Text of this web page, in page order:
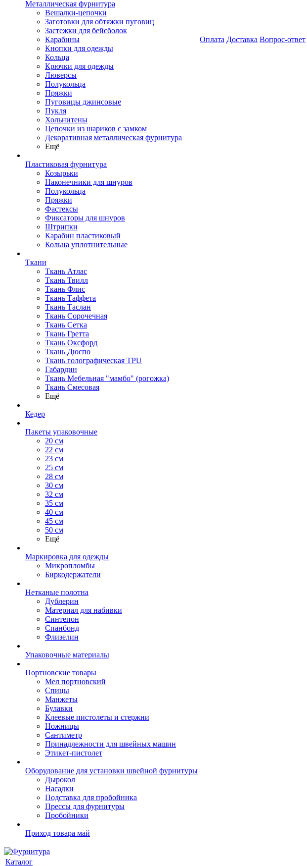
Металлическая фурнитура
Вешалки-цепочки
Заготовки для обтяжки пуговиц
Застежки для бейсболок
Карабины
Кнопки для одежды
Кольца
Крючки для одежды
Люверсы
Полукольца
Пряжки
Пуговицы джинсовые
Пукля
Хольнитены
Цепочки из шариков с замком
Декоративная металлическая фурнитура
Ещё
Пластиковая фурнитура
Козырьки
Наконечники для шнуров
Полукольца
Пряжки
Фастексы
Фиксаторы для шнуров
Штрипки
Карабин пластиковый
Кольца уплотнительные
Ткани
Ткань Атлас
Ткань Твилл
Ткань Флис
Ткань Таффета
Ткань Таслан
Ткань Сорочечная
Ткань Сетка
Ткань Гретта
Ткань Оксфорд
Ткань Дюспо
Ткань голографическая TPU
Габардин
Ткань Мебельная "мамбо" (рогожка)
Ткань Смесовая
Ещё
Кедер
Пакеты упаковочные
20 см
22 см
23 см
25 см
28 см
30 см
32 см
35 см
40 см
45 см
50 см
Ещё
Маркировка для одежды
Микропломбы
Биркодержатели
Нетканые полотна
Дублерин
Материал для набивки
Синтепон
Спанбонд
Флизелин
Упаковочные материалы
Портновские товары
Мел портновский
Спицы
Манжеты
Булавки
Клеевые пистолеты и стержни
Ножницы
Сантиметр
Принадлежности для швейных машин
Этикет-пистолет
Оборудование для установки швейной фурнитуры
Дырокол
Насадки
Подставка для пробойника
Прессы для фурнитуры
Пробойники
Приход товара май
Оплата Доставка Вопрос-ответ
Каталог